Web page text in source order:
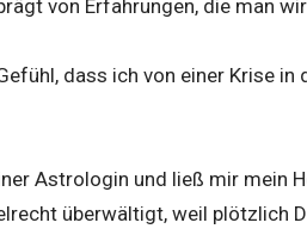
von Erfahrungen, die man
dass ich von einer Krise
Astrologin und ließ mir mein
überwältigt, weil plötzlich